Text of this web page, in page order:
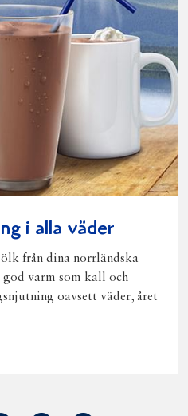
i alla väder
från dina norrländska
varm som kall och
oavsett väder, året